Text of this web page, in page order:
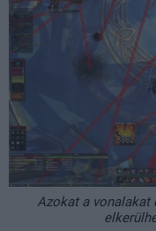
Azokat a vonalakat